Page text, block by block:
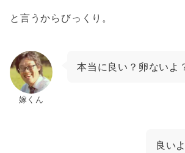
と言うからびっくり。
嫁くん
本当に良い？卵ないよ
良い